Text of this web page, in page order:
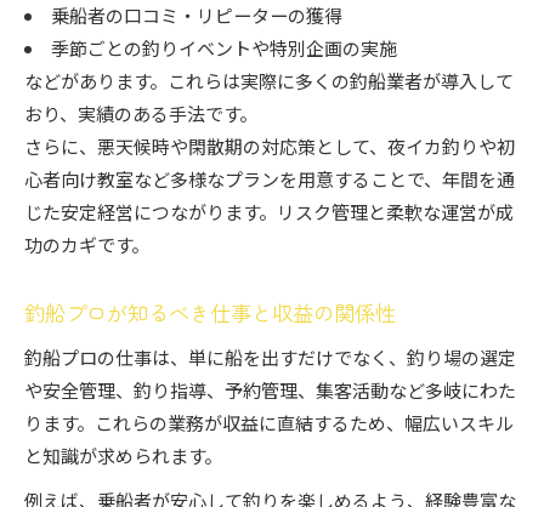
乗船者の口コミ・リピーターの獲得
季節ごとの釣りイベントや特別企画の実施
などがあります。これらは実際に多くの釣船業者が導入して
おり、実績のある手法です。
さらに、悪天候時や閑散期の対応策として、夜イカ釣りや初
心者向け教室など多様なプランを用意することで、年間を通
じた安定経営につながります。リスク管理と柔軟な運営が成
功のカギです。
釣船プロが知るべき仕事と収益の関係性
釣船プロの仕事は、単に船を出すだけでなく、釣り場の選定
や安全管理、釣り指導、予約管理、集客活動など多岐にわた
ります。これらの業務が収益に直結するため、幅広いスキル
と知識が求められます。
例えば、乗船者が安心して釣りを楽しめるよう、経験豊富な